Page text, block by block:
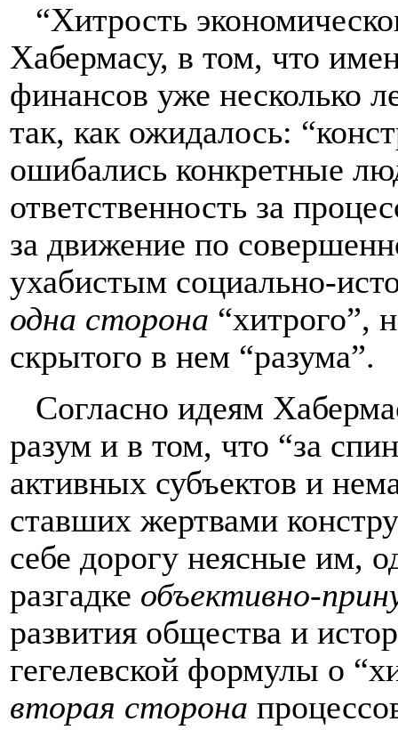
“Хитрость
Хабермасу, в том, что
финансов уже несколько
так, как ожидалось:
ошибались конкретные
ответственность за
за движение по
ухабистым социально-
одна сторона “хитрого”,
скрытого в нем “разума”.
Согласно идеям
разум и в том, что “за
активных субъектов и
ставших жертвами
себе дорогу неясные им,
разгадке объективно-
развития общества и
гегелевской формулы о
вторая сторона